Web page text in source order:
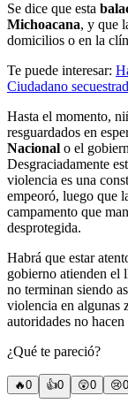
Se dice que esta
Michoacana, y que
domicilios o en la
Te puede interesar:
Ciudadano
Hasta el momento,
resguardados en
Nacional o el
Desgraciadamente
violencia es una
empeoró, luego que
campamento que
desprotegida.
Habrá que estar
gobierno atienden el
no terminan siendo
violencia en algunas
autoridades no
¿Qué te pareció?
🔥0 👍0 😲0 😢0